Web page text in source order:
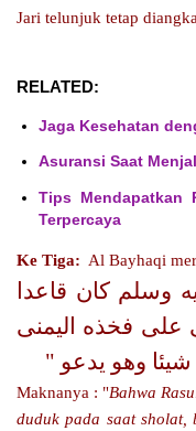
Jari telunjuk tetap
RELATED:
Jaga Kesehatan
Asuransi Saat
Tips Mendapatkan
Terpercaya
Ke Tiga: Al Bayhaqi
وسلم كان قاعدا
على فخذه اليمنى
شيئا وهو يدعو "
Maknanya : "Bahwa
duduk pada saat sholat,